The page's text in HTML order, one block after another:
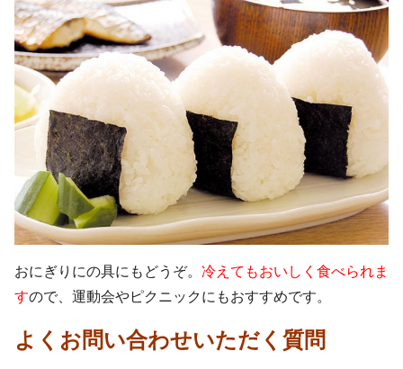
おにぎりにの具にもどうぞ。 冷えてもおいしく食べられま
すので、運動会やピクニックにもおすすめです。
よくお問い合わせいただく質問